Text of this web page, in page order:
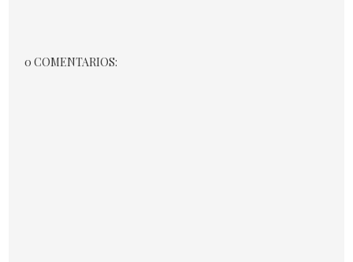
0 COMENTARIOS: